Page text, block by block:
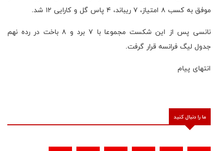
موفق به کسب ۸ امتیاز، ۷ ریباند، ۴ پاس گل و کارایی ۱۲ شد.
نانسی پس از این شکست مجموعا با ۷ برد و ۸ باخت در رده نهم
جدول لیگ فرانسه قرار گرفت.
انتهای پیام
ما را دنبال کنید